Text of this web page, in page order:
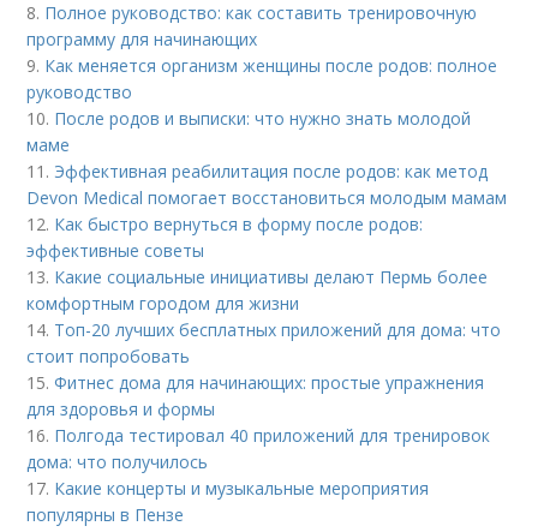
8. Полное руководство: как составить тренировочную
программу для начинающих
9. Как меняется организм женщины после родов: полное
руководство
10. После родов и выписки: что нужно знать молодой
маме
11. Эффективная реабилитация после родов: как метод
Devon Medical помогает восстановиться молодым мамам
12. Как быстро вернуться в форму после родов:
эффективные советы
13. Какие социальные инициативы делают Пермь более
комфортным городом для жизни
14. Топ-20 лучших бесплатных приложений для дома: что
стоит попробовать
15.Фитнес дома для начинающих: простые упражнения
для здоровья и формы
16. Полгода тестировал 40 приложений для тренировок
дома: что получилось
17. Какие концерты и музыкальные мероприятия
популярны в Пензе